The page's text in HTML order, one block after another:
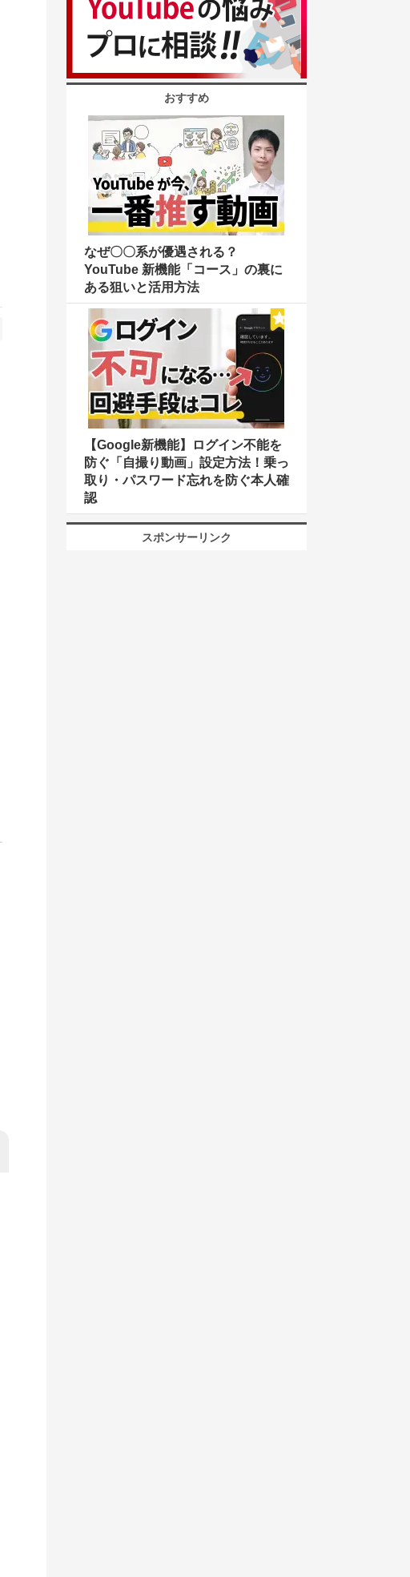
おすすめ
なぜ〇〇系が優遇される？
YouTube 新機能「コース」の裏に
ある狙いと活用方法
【Google新機能】ログイン不能を
防ぐ「自撮り動画」設定方法！乗っ
取り・パスワード忘れを防ぐ本人確
認
スポンサーリンク